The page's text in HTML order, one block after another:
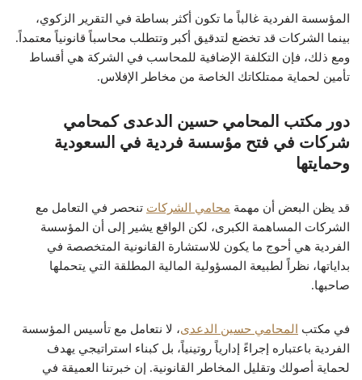
المؤسسة الفردية غالباً ما تكون أكثر بساطة في التقرير الزكوي،
بينما الشركات قد تخضع لتدقيق أكبر وتتطلب محاسباً قانونياً معتمداً.
ومع ذلك، فإن التكلفة الإضافية للمحاسب في الشركة هي أقساط
تأمين لحماية ممتلكاتك الخاصة من مخاطر الإفلاس.
دور مكتب المحامي حسين الدعدى كمحامي
شركات في فتح مؤسسة فردية في السعودية
وحمايتها
قد يظن البعض أن مهمة محامي الشركات تنحصر في التعامل مع
الشركات المساهمة الكبرى، لكن الواقع يشير إلى أن المؤسسة
الفردية هي أحوج ما يكون للاستشارة القانونية المتخصصة في
بداياتها، نظراً لطبيعة المسؤولية المالية المطلقة التي يتحملها
صاحبها.
في مكتب المحامي حسين الدعدى، لا نتعامل مع تأسيس المؤسسة
الفردية باعتباره إجراءً إدارياً روتينياً، بل كبناء استراتيجي يهدف
لحماية أصولك وتقليل المخاطر القانونية. إن خبرتنا العميقة في